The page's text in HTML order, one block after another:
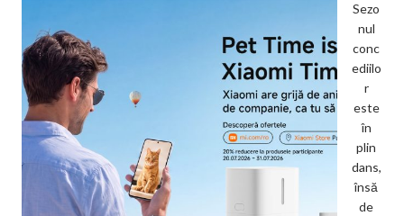
Sezo
nul
conc
ediilo
r
este
în
plin
dans,
însă
de